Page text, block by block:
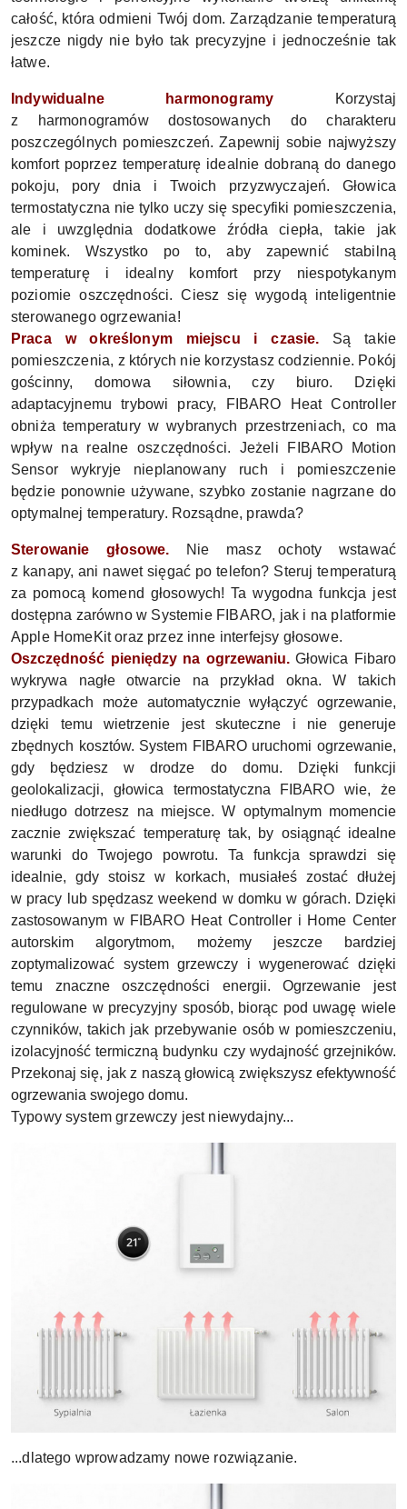
całość, która odmieni Twój dom. Zarządzanie temperaturą
jeszcze nigdy nie było tak precyzyjne i jednocześnie tak
łatwe.
Indywidualne harmonogramy
Korzystaj
z harmonogramów dostosowanych do charakteru
poszczególnych pomieszczeń. Zapewnij sobie najwyższy
komfort poprzez temperaturę idealnie dobraną do danego
pokoju, pory dnia i Twoich przyzwyczajeń. Głowica
termostatyczna nie tylko uczy się specyfiki pomieszczenia,
ale i uwzględnia dodatkowe źródła ciepła, takie jak
kominek. Wszystko po to, aby zapewnić stabilną
temperaturę i idealny komfort przy niespotykanym
poziomie oszczędności. Ciesz się wygodą inteligentnie
sterowanego ogrzewania!
Praca w określonym miejscu i czasie. Są takie
pomieszczenia, z których nie korzystasz codziennie. Pokój
gościnny, domowa siłownia, czy biuro. Dzięki
adaptacyjnemu trybowi pracy, FIBARO Heat Controller
obniża temperatury w wybranych przestrzeniach, co ma
wpływ na realne oszczędności. Jeżeli FIBARO Motion
Sensor wykryje nieplanowany ruch i pomieszczenie
będzie ponownie używane, szybko zostanie nagrzane do
optymalnej temperatury. Rozsądne, prawda?
Sterowanie głosowe.
Nie masz ochoty wstawać
z kanapy, ani nawet sięgać po telefon? Steruj temperaturą
za pomocą komend głosowych! Ta wygodna funkcja jest
dostępna zarówno w Systemie FIBARO, jak i na platformie
Apple HomeKit oraz przez inne interfejsy głosowe.
Oszczędność pieniędzy na ogrzewaniu.Głowica Fibaro
wykrywa nagłe otwarcie na przykład okna. W takich
przypadkach może automatycznie wyłączyć ogrzewanie,
dzięki temu wietrzenie jest skuteczne i nie generuje
zbędnych kosztów. System FIBARO uruchomi ogrzewanie,
gdy będziesz w drodze do domu. Dzięki funkcji
geolokalizacji, głowica termostatyczna FIBARO wie, że
niedługo dotrzesz na miejsce. W optymalnym momencie
zacznie zwiększać temperaturę tak, by osiągnąć idealne
warunki do Twojego powrotu. Ta funkcja sprawdzi się
idealnie, gdy stoisz w korkach, musiałeś zostać dłużej
w pracy lub spędzasz weekend w domku w górach. Dzięki
zastosowanym w FIBARO Heat Controller i Home Center
autorskim algorytmom, możemy jeszcze bardziej
zoptymalizować system grzewczy i wygenerować dzięki
temu znaczne oszczędności energii. Ogrzewanie jest
regulowane w precyzyjny sposób, biorąc pod uwagę wiele
czynników, takich jak przebywanie osób w pomieszczeniu,
izolacyjność termiczną budynku czy wydajność grzejników.
Przekonaj się, jak z naszą głowicą zwiększysz efektywność
ogrzewania swojego domu.
Typowy system grzewczy jest niewydajny...
...dlatego wprowadzamy nowe rozwiązanie.